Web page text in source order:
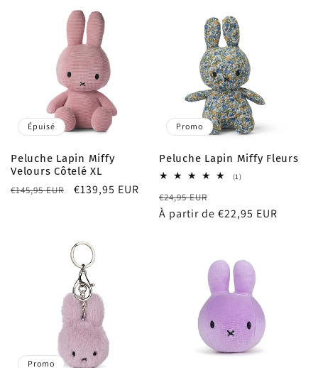
Épuisé
Peluche Lapin Miffy
Velours Côtelé XL
Prix
€145,95 EUR
Prix
€139,95 EUR
Promo
Peluche Lapin Miffy Fleurs
(1)1
Prix
habituel
€24,95 EUR
promotionnel
À partir de €22,95 EUR
Promo